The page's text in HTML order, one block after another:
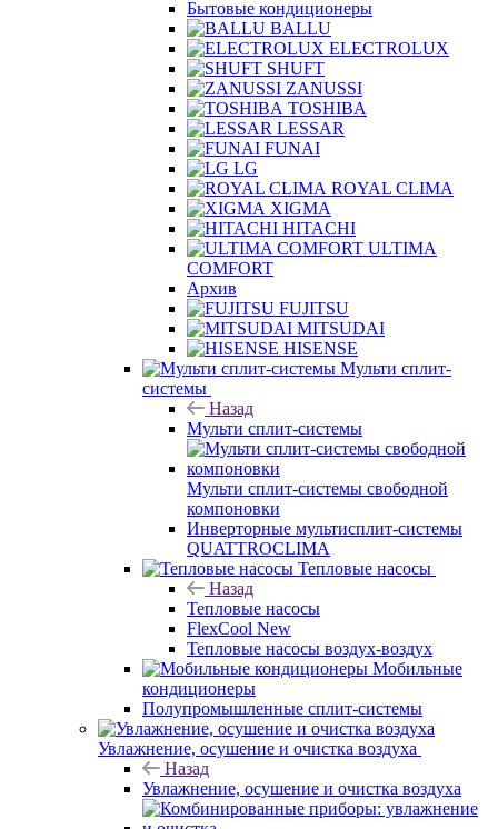
Бытовые кондиционеры
BALLU
ELECTROLUX
SHUFT
ZANUSSI
TOSHIBA
LESSAR
FUNAI
LG
ROYAL CLIMA
XIGMA
HITACHI
ULTIMA
COMFORT
Архив
FUJITSU
MITSUDAI
HISENSE
Мульти сплит-
системы
Назад
Мульти сплит-системы
Мульти сплит-системы свободной
компоновки
Инверторные мультисплит-системы
QUATTROCLIMA
Тепловые насосы
Назад
Тепловые насосы
FlexCool New
Тепловые насосы воздух-воздух
Мобильные
кондиционеры
Полупромышленные сплит-системы
Увлажнение, осушение и очистка воздуха
Назад
Увлажнение, осушение и очистка воздуха